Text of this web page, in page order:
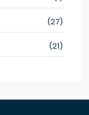
(27)
(21)